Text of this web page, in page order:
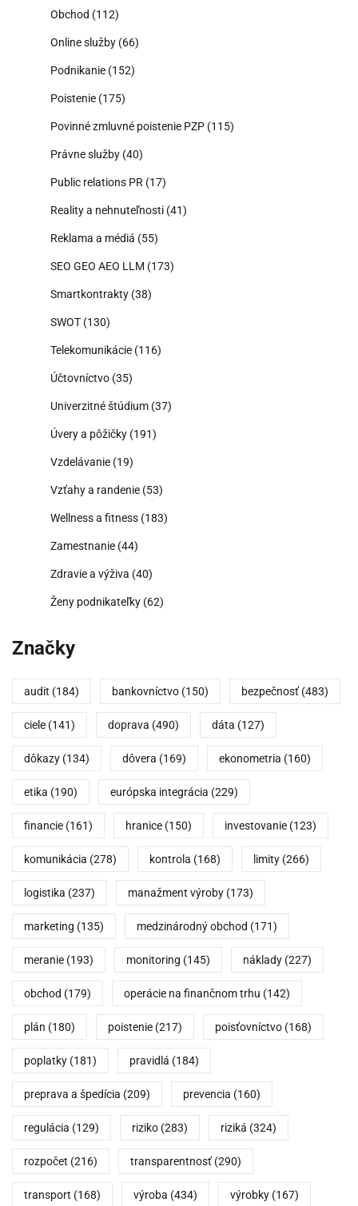
Obchod (112)
Online služby (66)
Podnikanie (152)
Poistenie (175)
Povinné zmluvné poistenie PZP (115)
Právne služby (40)
Public relations PR (17)
Reality a nehnuteľnosti (41)
Reklama a médiá (55)
SEO GEO AEO LLM (173)
Smartkontrakty (38)
SWOT (130)
Telekomunikácie (116)
Účtovníctvo (35)
Univerzitné štúdium (37)
Úvery a pôžičky (191)
Vzdelávanie (19)
Vzťahy a randenie (53)
Wellness a fitness (183)
Zamestnanie (44)
Zdravie a výživa (40)
Ženy podnikateľky (62)
Značky
audit (184) bankovníctvo (150) bezpečnosť (483)
ciele (141) doprava (490) dáta (127)
dôkazy (134) dôvera (169) ekonometria (160)
etika (190) európska integrácia (229)
financie (161) hranice (150) investovanie (123)
komunikácia (278) kontrola (168) limity (266)
logistika (237) manažment výroby (173)
marketing (135) medzinárodný obchod (171)
meranie (193) monitoring (145) náklady (227)
obchod (179) operácie na finančnom trhu (142)
plán (180) poistenie (217) poisťovníctvo (168)
poplatky (181) pravidlá (184)
preprava a špedícia (209) prevencia (160)
regulácia (129) riziko (283) riziká (324)
rozpočet (216) transparentnosť (290)
transport (168) výroba (434) výrobky (167)